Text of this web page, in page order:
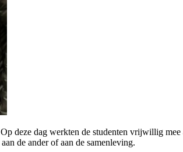
deze dag werkten de studenten vrijwillig
de ander of aan de samenleving.